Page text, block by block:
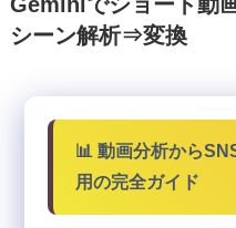
シーン解析⇒変換
📊 動画分析から
用の完全ガイド